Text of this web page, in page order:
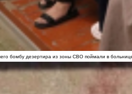
бомбу дезертира из зоны СВО поймали в